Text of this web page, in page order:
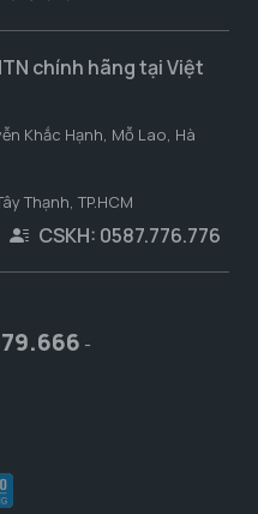
chính hãng tại Việt
Khắc Hạnh, Mỗ Lao, Hà
Thạnh, TP.HCM
CSKH: 0587.776.776
-